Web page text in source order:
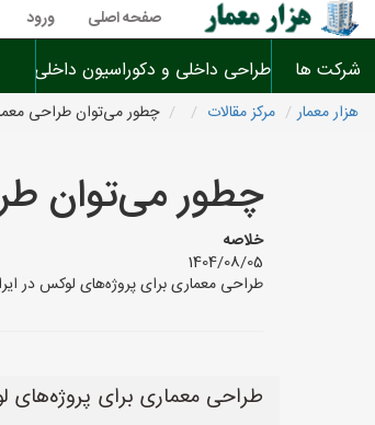
صفحه اصلی ورود
شرکت ها طراحی داخلی و دکوراسیون داخلی
هزار معمار مرکز مقالات چطور می‌توان طراحی
چطور می‌توان
خلاصه
1404/08/05
طراحی معماری برای پروژه‌های لوکس در
طراحی معماری برای پروژه‌های